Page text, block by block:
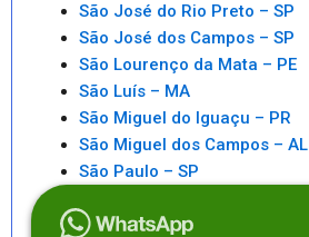
São José do Rio Preto – SP
São José dos Campos – SP
São Lourenço da Mata – PE
São Luís – MA
São Miguel do Iguaçu – PR
São Miguel dos Campos – AL
São Paulo – SP
São Sebastiao – SP